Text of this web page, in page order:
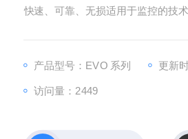
快速、可靠、无损适用于监控的技
产品型号：EVO 系列 更新
访问量：2449